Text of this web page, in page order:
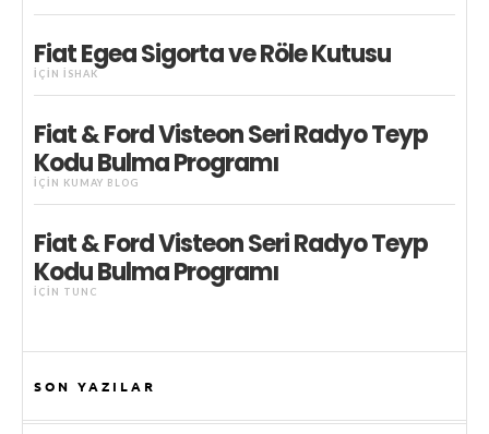
Fiat Egea Sigorta ve Röle Kutusu
IÇIN İSHAK
Fiat & Ford Visteon Seri Radyo Teyp
Kodu Bulma Programı
IÇIN KUMAY BLOG
Fiat & Ford Visteon Seri Radyo Teyp
Kodu Bulma Programı
IÇIN TUNC
SON YAZILAR